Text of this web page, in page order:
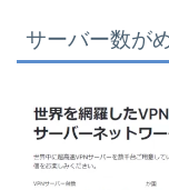
サーバー数が